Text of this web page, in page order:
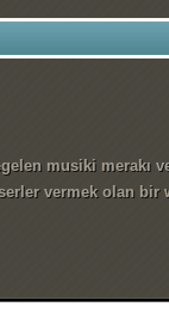
musiki merakı
vermek olan bir